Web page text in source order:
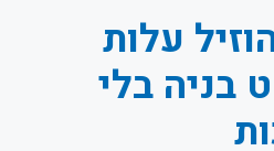
עלות
בניה בלי